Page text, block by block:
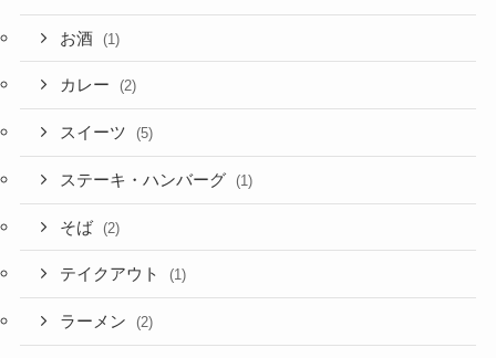
お酒 (1)
カレー (2)
スイーツ (5)
ステーキ・ハンバーグ (1)
そば (2)
テイクアウト (1)
ラーメン (2)